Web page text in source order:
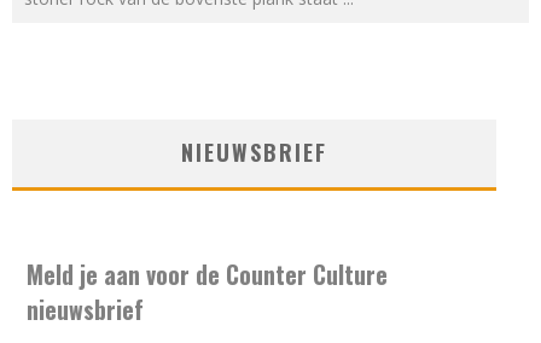
NIEUWSBRIEF
Meld je aan voor de Counter Culture
nieuwsbrief